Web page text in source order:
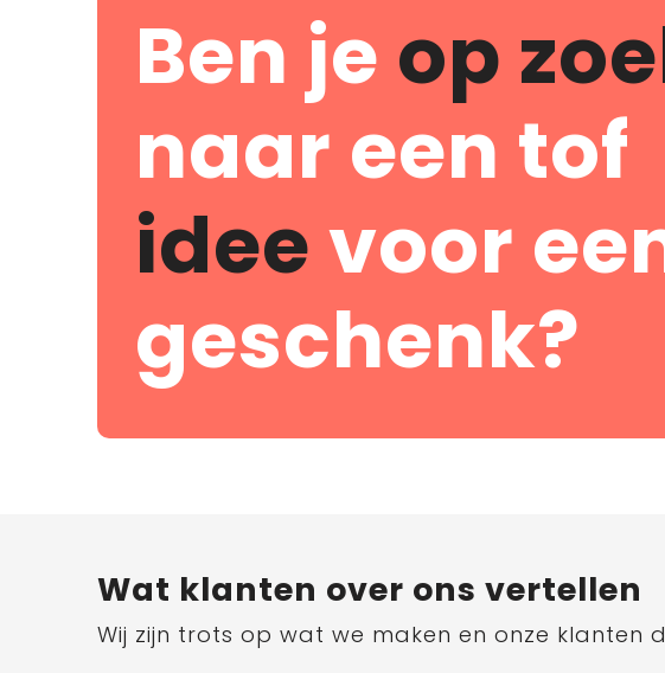
Ben je op
naar een tof
ideevoor
geschenk?
Wat klanten over ons vertellen
Wij zijn trots op wat we maken en onze klanten